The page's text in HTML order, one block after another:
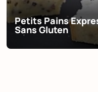
Petits Pains
Sans Gluten